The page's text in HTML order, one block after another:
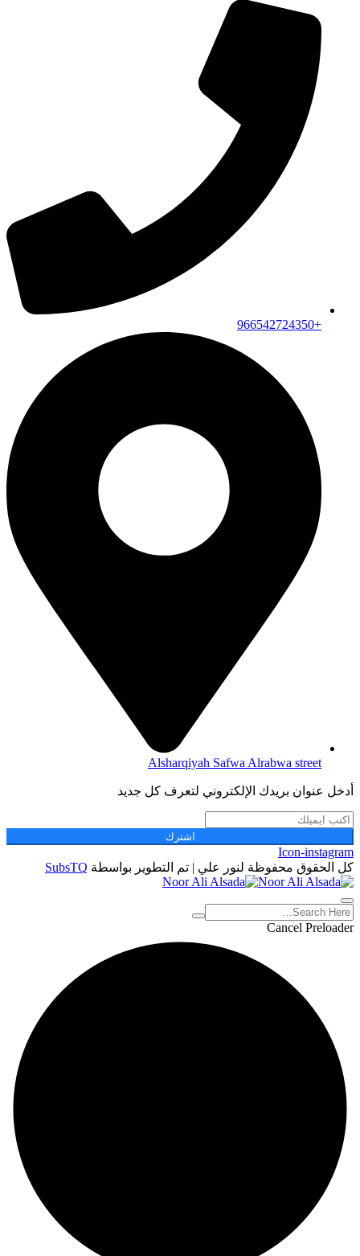
+966542724350
Alsharqiyah Safwa Alrabwa street
أدخل عنوان بريدك الإلكتروني لتعرف كل جديد
اشترك
Icon-instagram
كل الحقوق محفوظة لنور علي | تم التطوير بواسطة SubsTQ
Cancel Preloader